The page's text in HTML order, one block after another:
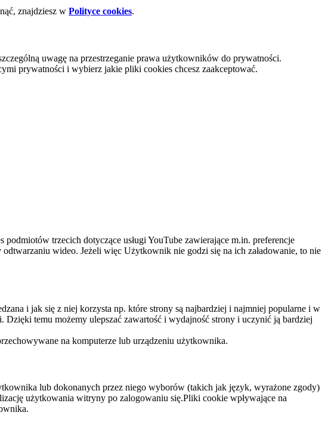
znajdziesz w Polityce cookies.
uwagę na przestrzeganie prawa użytkowników do prywatności.
prywatności i wybierz jakie pliki cookies chcesz zaakceptować.
trzecich dotyczące usługi YouTube zawierające m.in. preferencje
wideo. Jeżeli więc Użytkownik nie godzi się na ich załadowanie, to nie
i jak się z niej korzysta np. które strony są najbardziej i najmniej popularne i w
temu możemy ulepszać zawartość i wydajność strony i uczynić ją bardziej
na komputerze lub urządzeniu użytkownika.
lub dokonanych przez niego wyborów (takich jak język, wyrażone zgody)
użytkowania witryny po zalogowaniu się.Pliki cookie wpływające na